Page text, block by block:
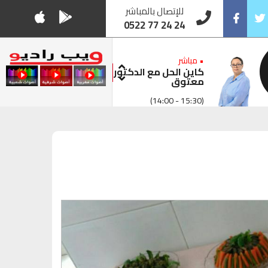
FacebookTwitter
للإتصال بالمباشر
0522 77 24 24
• مباشر
كاين الحل مع الدكتور
معتوق
(14:00 - 15:30)